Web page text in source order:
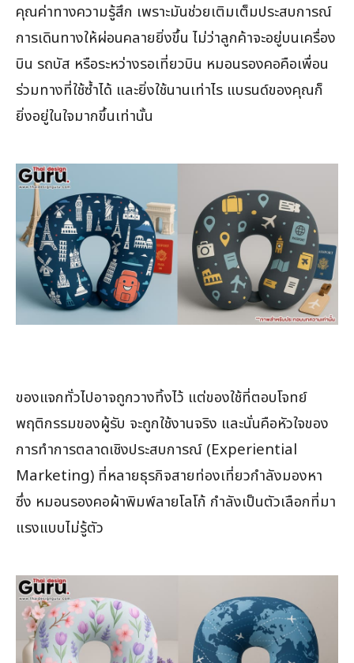
คุณค่าทางความรู้สึก เพราะมันช่วยเติมเต็มประสบการณ์
การเดินทางให้ผ่อนคลายยิ่งขึ้น ไม่ว่าลูกค้าจะอยู่บนเครื่อง
บิน รถบัส หรือระหว่างรอเที่ยวบิน หมอนรองคอคือเพื่อน
ร่วมทางที่ใช้ซ้ำได้ และยิ่งใช้นานเท่าไร แบรนด์ของคุณก็
ยิ่งอยู่ในใจมากขึ้นเท่านั้น
ของแจกทั่วไปอาจถูกวางทิ้งไว้ แต่ของใช้ที่ตอบโจทย์
พฤติกรรมของผู้รับ จะถูกใช้งานจริง และนั่นคือหัวใจของ
การทำการตลาดเชิงประสบการณ์ (Experiential
Marketing) ที่หลายธุรกิจสายท่องเที่ยวกำลังมองหา
ซึ่ง หมอนรองคอผ้าพิมพ์ลายโลโก้ กำลังเป็นตัวเลือกที่มา
แรงแบบไม่รู้ตัว